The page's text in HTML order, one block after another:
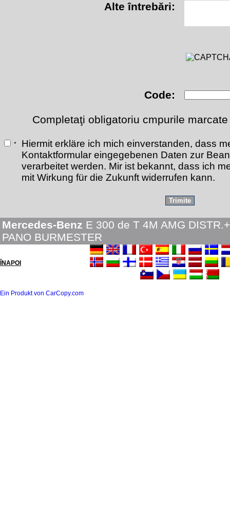
Alte întrebări:
Code:
Completaţi obligatoriu cmpurile
*
Hiermit erkläre ich mich einverstanden, dass
Kontaktformular eingegebenen Daten zur
verarbeitet werden. Mir ist bekannt, dass ich
mit Wirkung für die Zukunft widerrufen kann.
Mercedes-Benz E 300 de T 4M AMG DISTR.+
PANO BURMESTER
ÎNAPOI
Ein Produkt von CarCopy.com